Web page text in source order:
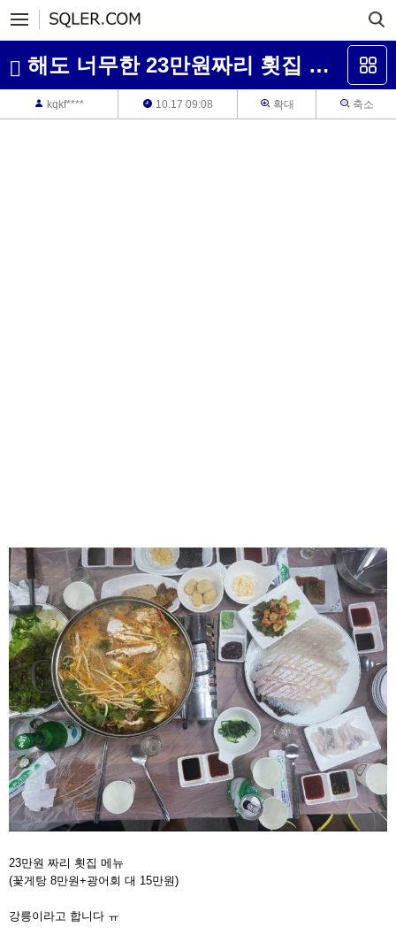
해도 너무한 23만원짜리 횟집 한상
kqkf**** 10.17 09:08 확대 축소
23만원 짜리 횟집 메뉴
(꽃게탕 8만원+광어회 대 15만원)
강릉이라고 합니다 ㅠ